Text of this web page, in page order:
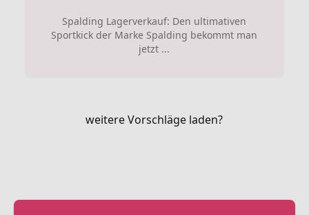
Spalding Lagerverkauf: Den ultimativen
Sportkick der Marke Spalding bekommt man
jetzt ...
weitere Vorschläge laden?